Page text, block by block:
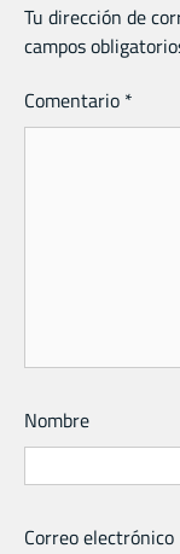
Tu dirección de
campos
Comentario *
Nombre
Correo electrónico